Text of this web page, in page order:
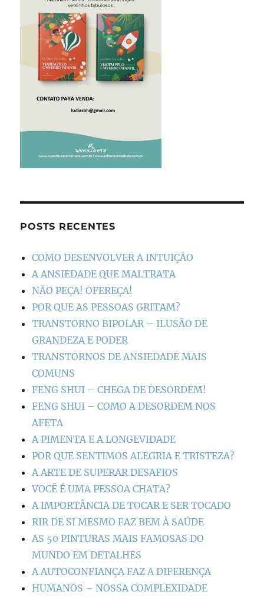
POSTS RECENTES
COMO DESENVOLVER A INTUIÇÃO
A ANSIEDADE QUE MALTRATA
NÃO PEÇA! OFEREÇA!
POR QUE AS PESSOAS GRITAM?
TRANSTORNO BIPOLAR – ILUSÃO DE
GRANDEZA E PODER
TRANSTORNOS DE ANSIEDADE MAIS
COMUNS
FENG SHUI – CHEGA DE DESORDEM!
FENG SHUI – COMO A DESORDEM NOS
AFETA
A PIMENTA E A LONGEVIDADE
POR QUE SENTIMOS ALEGRIA E TRISTEZA?
A ARTE DE SUPERAR DESAFIOS
VOCÊ É UMA PESSOA CHATA?
A IMPORTÂNCIA DE TOCAR E SER TOCADO
RIR DE SI MESMO FAZ BEM À SAÚDE
AS 50 PINTURAS MAIS FAMOSAS DO
MUNDO EM DETALHES
A AUTOCONFIANÇA FAZ A DIFERENÇA
HUMANOS – NOSSA COMPLEXIDADE